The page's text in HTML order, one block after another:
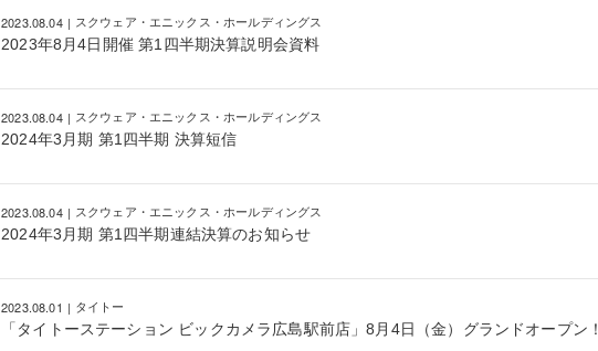
2023.08.04 スクウェア・エニックス・ホールディングス
2023年8月4日開催 第1四半期決算説明会資料
2023.08.04 スクウェア・エニックス・ホールディングス
2024年3月期 第1四半期 決算短信
2023.08.04 スクウェア・エニックス・ホールディングス
2024年3月期 第1四半期連結決算のお知らせ
2023.08.01 タイトー
「タイトーステーション ビックカメラ広島駅前店」8月4日（金）グランドオープン！